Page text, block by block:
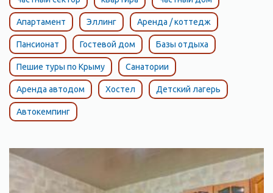
Апартамент Эллинг Аренда / коттедж
Пансионат Гостевой дом Базы отдыха
Пешие туры по Крыму Санатории
Аренда автодом Хостел Детский лагерь
Автокемпинг